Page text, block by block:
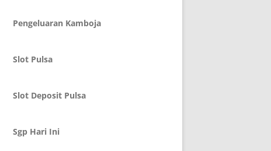
Pengeluaran Kamboja
Slot Pulsa
Slot Deposit Pulsa
Sgp Hari Ini